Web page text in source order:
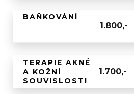
BAŇKOVÁNÍ
1.800,-
TERAPIE AKNÉ
A KOŽNÍ
SOUVISLOSTI
1.700,-